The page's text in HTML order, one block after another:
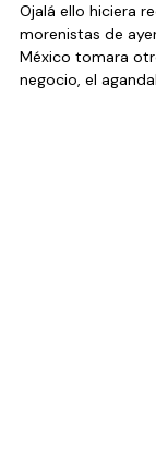
Ojalá ello hiciera
morenistas de
México tomara
negocio, el